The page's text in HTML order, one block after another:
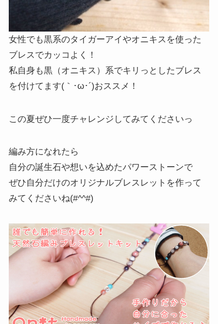
女性でも黒系のタイガーアイやオニキスを使った
ブレスでカッコよく！
私自身も黒（オニキス）系でキリっとしたブレス
を付けてます(｀･ω･´)おススメ！
この夏ぜひ一度チャレンジしてみてくださいっ
編み方になれたら
自分の誕生石や想いを込めたパワーストーンで
ぜひ自分だけのオリジナルブレスレットを作って
みてくださいね(#^^#)